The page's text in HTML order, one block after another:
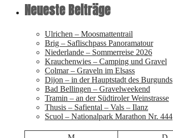
Neueste Beiträge
Ulrichen – Moosmattentrail
Brig – Saflischpass Panoramatour
Niederlande – Sommerreise 2026
Krauchenwies – Camping und Gravel
Colmar – Graveln im Elsass
Dijon – in der Hauptstadt des Burgunds
Bad Bellingen – Gravelweekend
Tramin – an der Südtiroler Weinstrasse
Thusis – Safiental – Vals – Ilanz
Scuol – Nationalpark Marathon Nr. 444